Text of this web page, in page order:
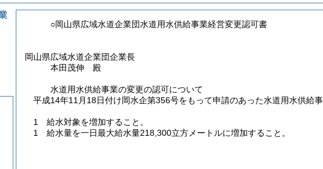
○岡山県広域水道企業団水道用水供給事業経営変更認可書
岡山県広域水道企業団企業長
本田茂伸 殿
水道用水供給事業の変更の認可について
平成14年11月18日付け岡水企第356号をもって申請のあった水道用水供給
1 給水対象を増加すること。
1 給水量を一日最大給水量218,300立方メートルに増加すること。